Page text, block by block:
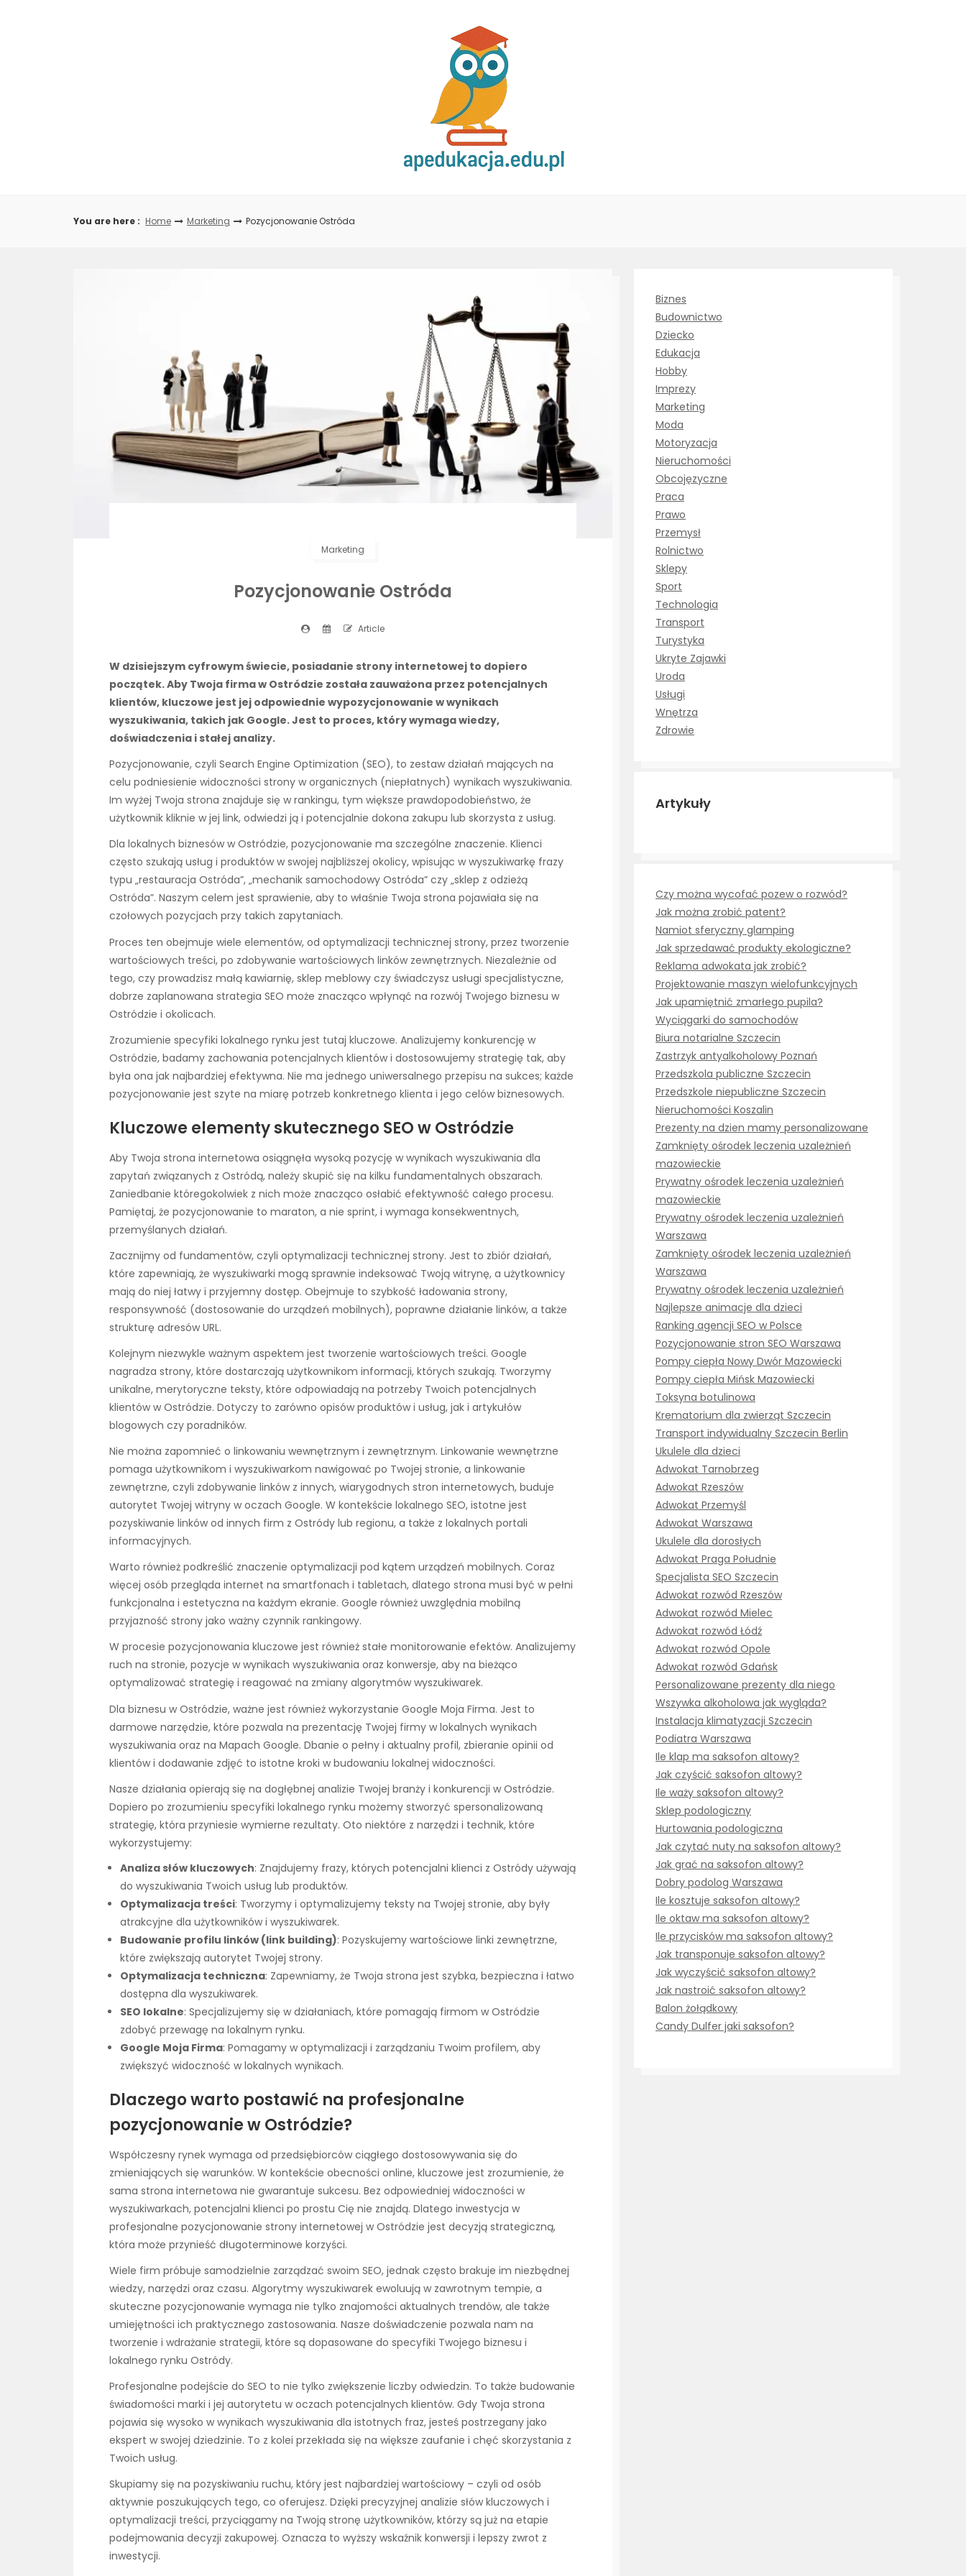
You are here : Home Marketing Pozycjonowanie Ostróda
Marketing
Pozycjonowanie Ostróda
Article
W dzisiejszym cyfrowym świecie, posiadanie strony internetowej to dopiero
początek. Aby Twoja firma w Ostródzie została zauważona przez potencjalnych
klientów, kluczowe jest jej odpowiednie wypozycjonowanie w wynikach
wyszukiwania, takich jak Google. Jest to proces, który wymaga wiedzy,
doświadczenia i stałej analizy.
Pozycjonowanie, czyli Search Engine Optimization (SEO), to zestaw działań mających na
celu podniesienie widoczności strony w organicznych (niepłatnych) wynikach wyszukiwania.
Im wyżej Twoja strona znajduje się w rankingu, tym większe prawdopodobieństwo, że
użytkownik kliknie w jej link, odwiedzi ją i potencjalnie dokona zakupu lub skorzysta z usług.
Dla lokalnych biznesów w Ostródzie, pozycjonowanie ma szczególne znaczenie. Klienci
często szukają usług i produktów w swojej najbliższej okolicy, wpisując w wyszukiwarkę frazy
typu „restauracja Ostróda”, „mechanik samochodowy Ostróda” czy „sklep z odzieżą
Ostróda”. Naszym celem jest sprawienie, aby to właśnie Twoja strona pojawiała się na
czołowych pozycjach przy takich zapytaniach.
Proces ten obejmuje wiele elementów, od optymalizacji technicznej strony, przez tworzenie
wartościowych treści, po zdobywanie wartościowych linków zewnętrznych. Niezależnie od
tego, czy prowadzisz małą kawiarnię, sklep meblowy czy świadczysz usługi specjalistyczne,
dobrze zaplanowana strategia SEO może znacząco wpłynąć na rozwój Twojego biznesu w
Ostródzie i okolicach.
Zrozumienie specyfiki lokalnego rynku jest tutaj kluczowe. Analizujemy konkurencję w
Ostródzie, badamy zachowania potencjalnych klientów i dostosowujemy strategię tak, aby
była ona jak najbardziej efektywna. Nie ma jednego uniwersalnego przepisu na sukces; każde
pozycjonowanie jest szyte na miarę potrzeb konkretnego klienta i jego celów biznesowych.
Kluczowe elementy skutecznego SEO w Ostródzie
Aby Twoja strona internetowa osiągnęła wysoką pozycję w wynikach wyszukiwania dla
zapytań związanych z Ostródą, należy skupić się na kilku fundamentalnych obszarach.
Zaniedbanie któregokolwiek z nich może znacząco osłabić efektywność całego procesu.
Pamiętaj, że pozycjonowanie to maraton, a nie sprint, i wymaga konsekwentnych,
przemyślanych działań.
Zacznijmy od fundamentów, czyli optymalizacji technicznej strony. Jest to zbiór działań,
które zapewniają, że wyszukiwarki mogą sprawnie indeksować Twoją witrynę, a użytkownicy
mają do niej łatwy i przyjemny dostęp. Obejmuje to szybkość ładowania strony,
responsywność (dostosowanie do urządzeń mobilnych), poprawne działanie linków, a także
strukturę adresów URL.
Kolejnym niezwykle ważnym aspektem jest tworzenie wartościowych treści. Google
nagradza strony, które dostarczają użytkownikom informacji, których szukają. Tworzymy
unikalne, merytoryczne teksty, które odpowiadają na potrzeby Twoich potencjalnych
klientów w Ostródzie. Dotyczy to zarówno opisów produktów i usług, jak i artykułów
blogowych czy poradników.
Nie można zapomnieć o linkowaniu wewnętrznym i zewnętrznym. Linkowanie wewnętrzne
pomaga użytkownikom i wyszukiwarkom nawigować po Twojej stronie, a linkowanie
zewnętrzne, czyli zdobywanie linków z innych, wiarygodnych stron internetowych, buduje
autorytet Twojej witryny w oczach Google. W kontekście lokalnego SEO, istotne jest
pozyskiwanie linków od innych firm z Ostródy lub regionu, a także z lokalnych portali
informacyjnych.
Warto również podkreślić znaczenie optymalizacji pod kątem urządzeń mobilnych. Coraz
więcej osób przegląda internet na smartfonach i tabletach, dlatego strona musi być w pełni
funkcjonalna i estetyczna na każdym ekranie. Google również uwzględnia mobilną
przyjazność strony jako ważny czynnik rankingowy.
W procesie pozycjonowania kluczowe jest również stałe monitorowanie efektów. Analizujemy
ruch na stronie, pozycje w wynikach wyszukiwania oraz konwersje, aby na bieżąco
optymalizować strategię i reagować na zmiany algorytmów wyszukiwarek.
Dla biznesu w Ostródzie, ważne jest również wykorzystanie Google Moja Firma. Jest to
darmowe narzędzie, które pozwala na prezentację Twojej firmy w lokalnych wynikach
wyszukiwania oraz na Mapach Google. Dbanie o pełny i aktualny profil, zbieranie opinii od
klientów i dodawanie zdjęć to istotne kroki w budowaniu lokalnej widoczności.
Nasze działania opierają się na dogłębnej analizie Twojej branży i konkurencji w Ostródzie.
Dopiero po zrozumieniu specyfiki lokalnego rynku możemy stworzyć spersonalizowaną
strategię, która przyniesie wymierne rezultaty. Oto niektóre z narzędzi i technik, które
wykorzystujemy:
Analiza słów kluczowych: Znajdujemy frazy, których potencjalni klienci z Ostródy używają
do wyszukiwania Twoich usług lub produktów.
Optymalizacja treści: Tworzymy i optymalizujemy teksty na Twojej stronie, aby były
atrakcyjne dla użytkowników i wyszukiwarek.
Budowanie profilu linków (link building): Pozyskujemy wartościowe linki zewnętrzne,
które zwiększają autorytet Twojej strony.
Optymalizacja techniczna: Zapewniamy, że Twoja strona jest szybka, bezpieczna i łatwo
dostępna dla wyszukiwarek.
SEO lokalne: Specjalizujemy się w działaniach, które pomagają firmom w Ostródzie
zdobyć przewagę na lokalnym rynku.
Google Moja Firma: Pomagamy w optymalizacji i zarządzaniu Twoim profilem, aby
zwiększyć widoczność w lokalnych wynikach.
Dlaczego warto postawić na profesjonalne
pozycjonowanie w Ostródzie?
Współczesny rynek wymaga od przedsiębiorców ciągłego dostosowywania się do
zmieniających się warunków. W kontekście obecności online, kluczowe jest zrozumienie, że
sama strona internetowa nie gwarantuje sukcesu. Bez odpowiedniej widoczności w
wyszukiwarkach, potencjalni klienci po prostu Cię nie znajdą. Dlatego inwestycja w
profesjonalne pozycjonowanie strony internetowej w Ostródzie jest decyzją strategiczną,
która może przynieść długoterminowe korzyści.
Wiele firm próbuje samodzielnie zarządzać swoim SEO, jednak często brakuje im niezbędnej
wiedzy, narzędzi oraz czasu. Algorytmy wyszukiwarek ewoluują w zawrotnym tempie, a
skuteczne pozycjonowanie wymaga nie tylko znajomości aktualnych trendów, ale także
umiejętności ich praktycznego zastosowania. Nasze doświadczenie pozwala nam na
tworzenie i wdrażanie strategii, które są dopasowane do specyfiki Twojego biznesu i
lokalnego rynku Ostródy.
Profesjonalne podejście do SEO to nie tylko zwiększenie liczby odwiedzin. To także budowanie
świadomości marki i jej autorytetu w oczach potencjalnych klientów. Gdy Twoja strona
pojawia się wysoko w wynikach wyszukiwania dla istotnych fraz, jesteś postrzegany jako
ekspert w swojej dziedzinie. To z kolei przekłada się na większe zaufanie i chęć skorzystania z
Twoich usług.
Skupiamy się na pozyskiwaniu ruchu, który jest najbardziej wartościowy – czyli od osób
aktywnie poszukujących tego, co oferujesz. Dzięki precyzyjnej analizie słów kluczowych i
optymalizacji treści, przyciągamy na Twoją stronę użytkowników, którzy są już na etapie
podejmowania decyzji zakupowej. Oznacza to wyższy wskaźnik konwersji i lepszy zwrot z
inwestycji.
Biznes
Budownictwo
Dziecko
Edukacja
Hobby
Imprezy
Marketing
Moda
Motoryzacja
Nieruchomości
Obcojęzyczne
Praca
Prawo
Przemysł
Rolnictwo
Sklepy
Sport
Technologia
Transport
Turystyka
Ukryte Zajawki
Uroda
Usługi
Wnętrza
Zdrowie
Artykuły
Czy można wycofać pozew o rozwód?
Jak można zrobić patent?
Namiot sferyczny glamping
Jak sprzedawać produkty ekologiczne?
Reklama adwokata jak zrobić?
Projektowanie maszyn wielofunkcyjnych
Jak upamiętnić zmarłego pupila?
Wyciągarki do samochodów
Biura notarialne Szczecin
Zastrzyk antyalkoholowy Poznań
Przedszkola publiczne Szczecin
Przedszkole niepubliczne Szczecin
Nieruchomości Koszalin
Prezenty na dzien mamy personalizowane
Zamknięty ośrodek leczenia uzależnień
mazowieckie
Prywatny ośrodek leczenia uzależnień
mazowieckie
Prywatny ośrodek leczenia uzależnień
Warszawa
Zamknięty ośrodek leczenia uzależnień
Warszawa
Prywatny ośrodek leczenia uzależnień
Najlepsze animacje dla dzieci
Ranking agencji SEO w Polsce
Pozycjonowanie stron SEO Warszawa
Pompy ciepła Nowy Dwór Mazowiecki
Pompy ciepła Mińsk Mazowiecki
Toksyna botulinowa
Krematorium dla zwierząt Szczecin
Transport indywidualny Szczecin Berlin
Ukulele dla dzieci
Adwokat Tarnobrzeg
Adwokat Rzeszów
Adwokat Przemyśl
Adwokat Warszawa
Ukulele dla dorosłych
Adwokat Praga Południe
Specjalista SEO Szczecin
Adwokat rozwód Rzeszów
Adwokat rozwód Mielec
Adwokat rozwód Łódź
Adwokat rozwód Opole
Adwokat rozwód Gdańsk
Personalizowane prezenty dla niego
Wszywka alkoholowa jak wygląda?
Instalacja klimatyzacji Szczecin
Podiatra Warszawa
Ile klap ma saksofon altowy?
Jak czyścić saksofon altowy?
Ile waży saksofon altowy?
Sklep podologiczny
Hurtowania podologiczna
Jak czytać nuty na saksofon altowy?
Jak grać na saksofon altowy?
Dobry podolog Warszawa
Ile kosztuje saksofon altowy?
Ile oktaw ma saksofon altowy?
Ile przycisków ma saksofon altowy?
Jak transponuje saksofon altowy?
Jak wyczyścić saksofon altowy?
Jak nastroić saksofon altowy?
Balon żołądkowy
Candy Dulfer jaki saksofon?